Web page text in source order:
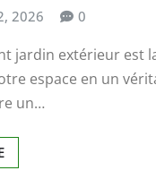
2026 0
jardin extérieur est
espace en un
un…